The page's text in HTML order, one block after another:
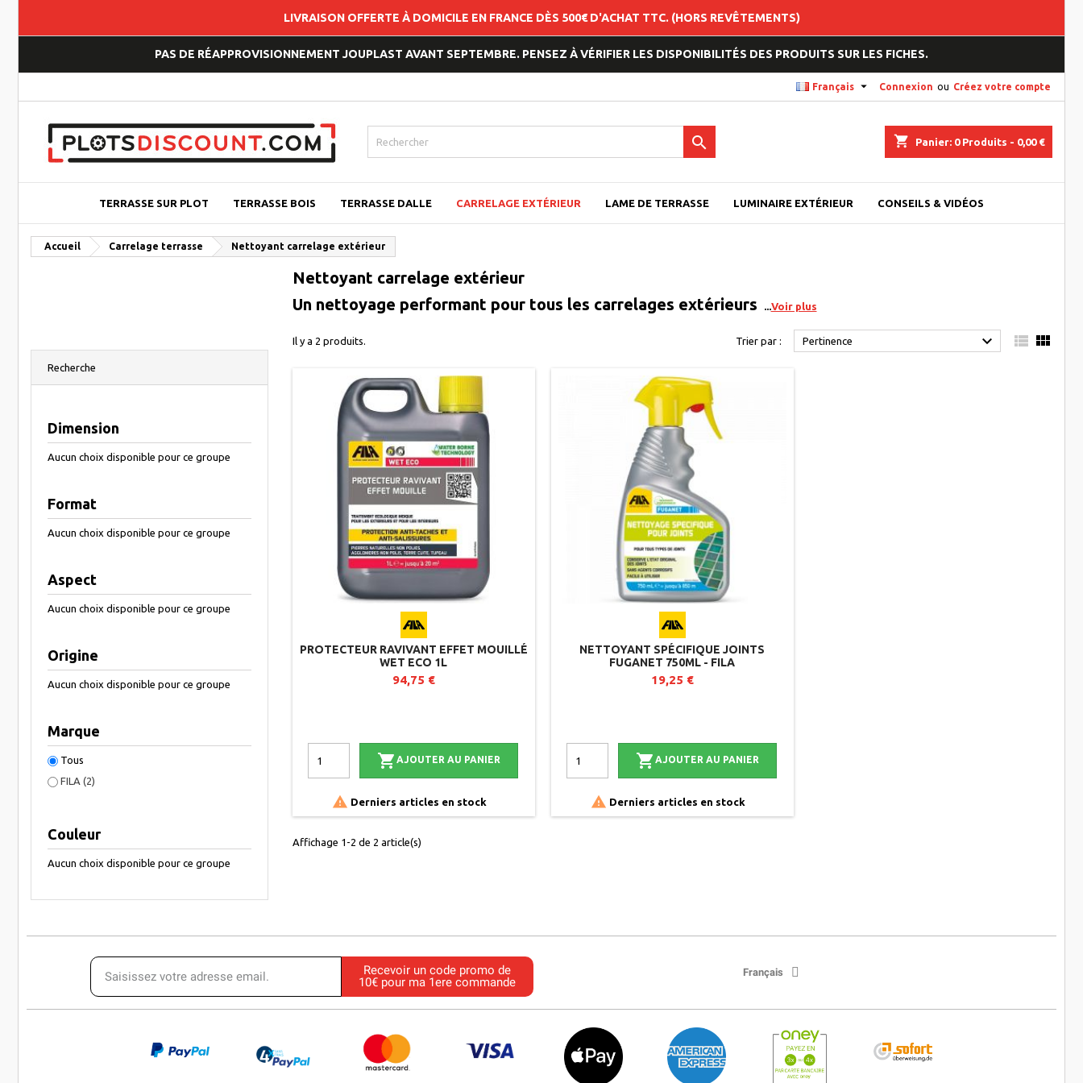
LIVRAISON OFFERTE À DOMICILE EN FRANCE DÈS 500€ D'ACHAT TTC. (HORS REVÊTEMENTS)
PAS DE RÉAPPROVISIONNEMENT JOUPLAST AVANT SEPTEMBRE. PENSEZ À VÉRIFIER LES DISPONIBILITÉS DES PRODUITS SUR LES FICHES.
Connexion ou Créez votre compte
Français 
shopping_cart Panier: 0Produits - 0,00 €

TERRASSE SUR PLOT TERRASSE BOIS TERRASSE DALLE CARRELAGE EXTÉRIEUR LAME DE TERRASSE LUMINAIRE EXTÉRIEUR CONSEILS & VIDÉOS
Accueil Carrelage terrasse Nettoyant carrelage extérieur
Recherche
Dimension
Aucun choix disponible pour ce groupe
Format
Aucun choix disponible pour ce groupe
Aspect
Aucun choix disponible pour ce groupe
Origine
Aucun choix disponible pour ce groupe
Marque
Tous
FILA (2)
Couleur
Aucun choix disponible pour ce groupe
Nettoyant carrelage extérieur
Un nettoyage performant pour tous les carrelages extérieurs
Voir plus
Il y a 2 produits. Trier par : Pertinence   
PROTECTEUR RAVIVANT EFFET MOUILLÉ
WET ECO 1L
94,75 €
 AJOUTER AU PANIER
 Derniers articles en stock
NETTOYANT SPÉCIFIQUE JOINTS
FUGANET 750ML - FILA
19,25 €
AJOUTER AU PANIER
 Derniers articles en stock
Affichage 1-2 de 2 article(s)
Recevoir un code promo de
10€ pour ma 1ere commande
Français